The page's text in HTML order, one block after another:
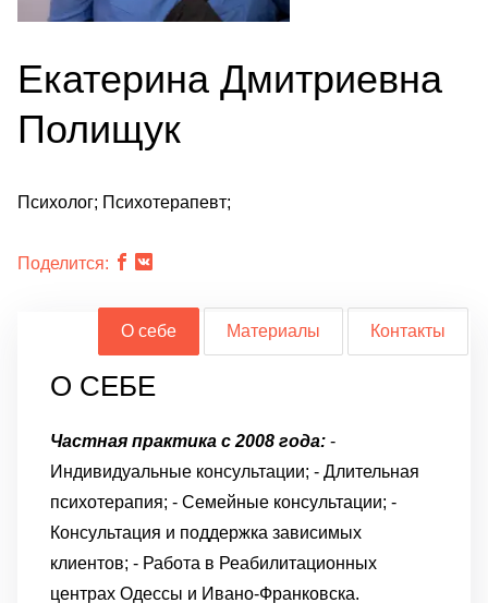
Екатерина Дмитриевна
Полищук
Психолог; Психотерапевт;
Поделится:
О себе Материалы Контакты
О СЕБЕ
Частная практика с 2008 года: -
Индивидуальные консультации; - Длительная
психотерапия; - Семейные консультации; -
Консультация и поддержка зависимых
клиентов; - Работа в Реабилитационных
центрах Одессы и Ивано-Франковска.